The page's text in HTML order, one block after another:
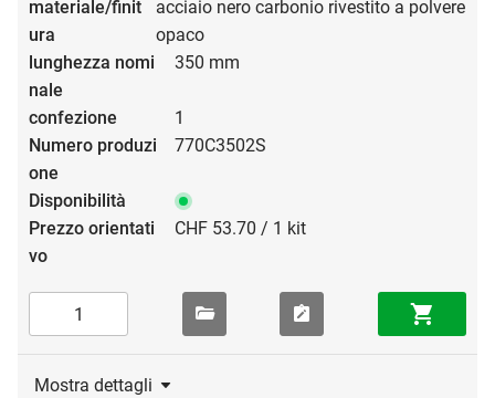
acciaio nero carbonio rivestito a polvere
opaco
350 mm
1
770C3502S
CHF 53.70 / 1 kit
Mostra dettagli